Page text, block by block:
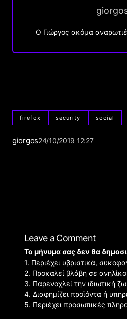
Ο Γιώργος ακόμα
firefox security social
giorgos24/10/2019 12:27
Leave a Comment
Το μήνυμα σας δεν θα
1. Περιέχει υβριστικά,
2. Προκαλεί βλάβη σε
3. Παρενοχλεί την ιδιωτική
4. Διαφημίζει προϊόντα ή
5. Περιέχει προσωπικές